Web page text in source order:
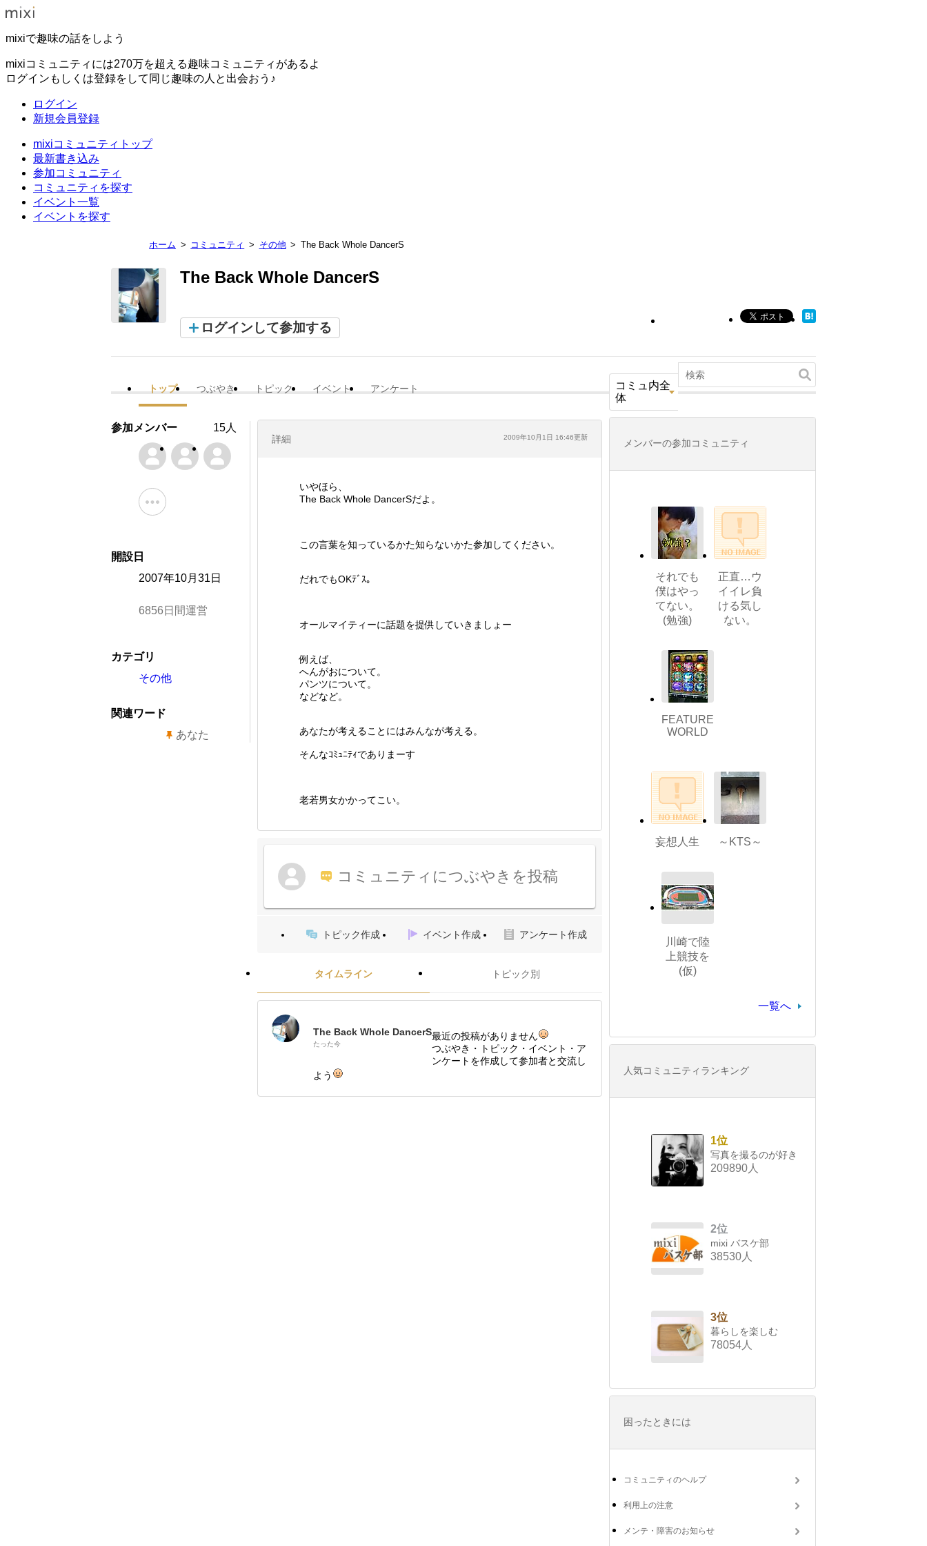
mixiで趣味の話をしよう
mixiコミュニティには270万を超える趣味コミュニティがあるよ
ログインもしくは登録をして同じ趣味の人と出会おう♪
ログイン
新規会員登録
mixiコミュニティトップ
最新書き込み
参加コミュニティ
コミュニティを探す
イベント一覧
イベントを探す
ホーム コミュニティ その他 The Back Whole DancerS
The Back Whole DancerS
ログインして参加する
トップ つぶやき トピック イベント アンケート
コミュ内全
体
詳細 2009年10月1日 16:46更新
いやほら、
The Back Whole DancerSだよ。
この言葉を知っているかた知らないかた参加してください。
だれでもOKﾃﾞｽ。
オールマイティーに話題を提供していきましょー
例えば、
へんがおについて。
パンツについて。
などなど。
あなたが考えることにはみんなが考える。
そんなｺﾐｭﾆﾃｨでありまーす
老若男女かかってこい。
コミュニティにつぶやきを投稿
トピック作成 イベント作成 アンケート作成
タイムライン トピック別
The Back Whole DancerS
たった今
最近の投稿がありません
つぶやき・トピック・イベント・ア
ンケートを作成して参加者と交流し
よう
参加メンバー 15人
開設日
2007年10月31日
6856日間運営
カテゴリ
その他
関連ワード
あなた
メンバーの参加コミュニティ
それでも
僕はやっ
てない。
(勉強)
正直…ウ
イイレ負
ける気し
ない。
FEATURE
WORLD
妄想人生 ～KTS～
川崎で陸
上競技を
(仮)
一覧へ
人気コミュニティランキング
1位
写真を撮るのが好き
209890人
2位
mixi バスケ部
38530人
3位
暮らしを楽しむ
78054人
困ったときには
コミュニティのヘルプ
利用上の注意
メンテ・障害のお知らせ